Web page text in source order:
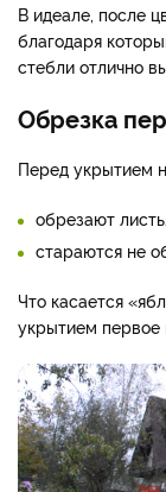
В идеале, после
благодаря
стебли отлично
Обрезка
Перед укрытием
обрезают
стараются не
Что касается
укрытием первое